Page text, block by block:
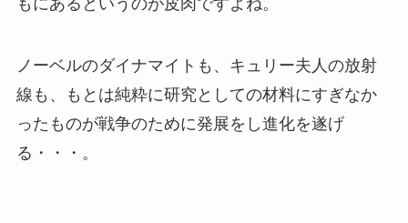
もにあるというのが皮肉ですよね。
ノーベルのダイナマイトも、キュリー夫人の放射
線も、もとは純粋に研究としての材料にすぎなか
ったものが戦争のために発展をし進化を遂げ
る・・・。